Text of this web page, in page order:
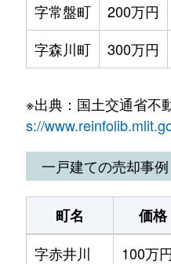
字常盤町
200万円
字森川町
300万円
※出典：国土交通省不
s://
一戸建ての売却事例
町名 価格
字赤井川
100万円